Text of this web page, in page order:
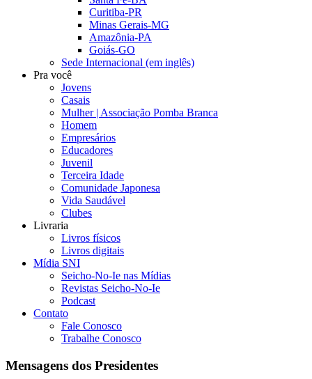
Curitiba-PR
Minas Gerais-MG
Amazônia-PA
Goiás-GO
Sede Internacional (em inglês)
Pra você
Jovens
Casais
Mulher | Associação Pomba Branca
Homem
Empresários
Educadores
Juvenil
Terceira Idade
Comunidade Japonesa
Vida Saudável
Clubes
Livraria
Livros físicos
Livros digitais
Mídia SNI
Seicho-No-Ie nas Mídias
Revistas Seicho-No-Ie
Podcast
Contato
Fale Conosco
Trabalhe Conosco
Mensagens dos Presidentes